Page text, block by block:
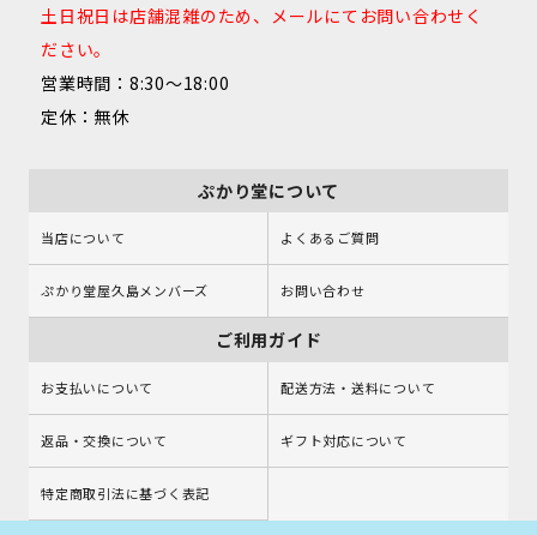
土日祝日は店舗混雑のため、メールにてお問い合わせく
ださい。
営業時間：8:30～18:00
定休：無休
ぷかり堂について
当店について よくあるご質問
ぷかり堂屋久島メンバーズ お問い合わせ
ご利用ガイド
お支払いについて 配送方法・送料について
返品・交換について ギフト対応について
特定商取引法に基づく表記